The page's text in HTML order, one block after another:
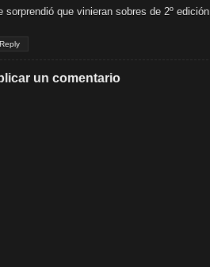
Reply
sorprendió que vinieran sobres de 2º edición
un comentario